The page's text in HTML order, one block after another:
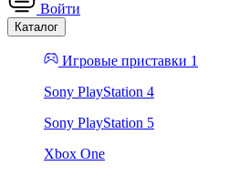
Войти
Каталог
Игровые приставки 1
Sony PlayStation 4
Sony PlayStation 5
Xbox One